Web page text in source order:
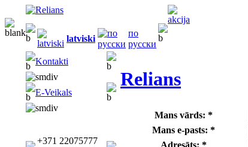
latviski
по
русски
Kontakti
E-Veikals
+371 22075777
Relians
Mans vārds: *
Mans e-pasts: *
Adresāts: *